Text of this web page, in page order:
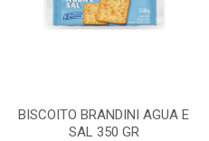
BISCOITO BRANDINI AGUA E
SAL 350 GR